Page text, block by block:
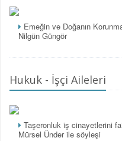
Emeğin ve Doğanın
Nilgün Güngör
Hukuk - İşçi Aileleri
Taşeronluk iş cinayetlerini
Mürsel Ünder ile söyleşi